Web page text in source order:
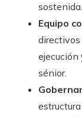
sostenida.
Equipo
ejecución
sénior.